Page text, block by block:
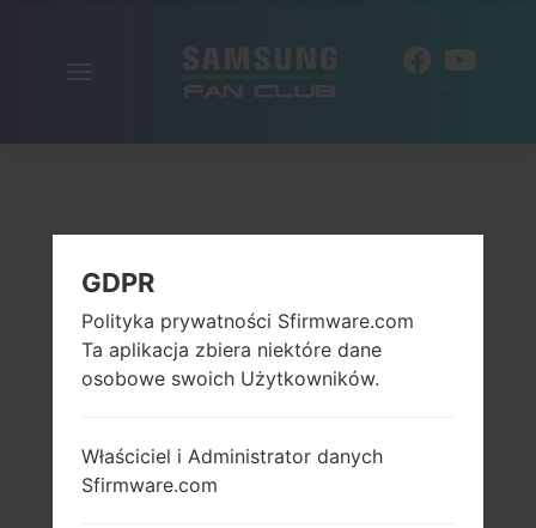
GDPR
Polityka prywatności Sfirmware.com
Ta aplikacja zbiera niektóre dane
osobowe swoich Użytkowników.
Właściciel i Administrator danych
Sfirmware.com